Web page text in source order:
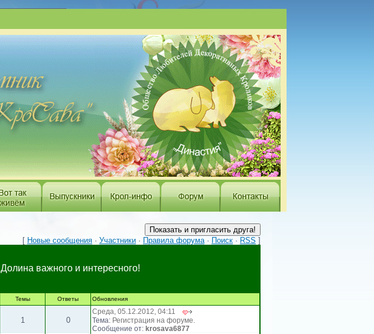
[ Новые сообщения · Участники · Правила форума· Поиск · RSS ]
Долина важного и интересного!
Темы Ответы Обновления
1 0
Среда, 05.12.2012, 04:11
Тема: Регистрация на форуме.
Сообщение от: krosava6877